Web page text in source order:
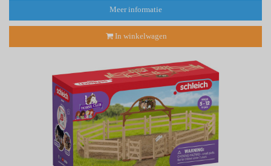
Meer informatie
In winkelwagen